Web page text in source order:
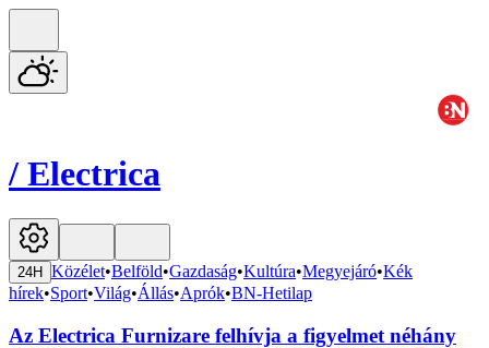
/ Electrica
24H Közélet•Belföld•Gazdaság•Kultúra•Megyejáró•Kék
hírek•Sport•Világ•Állás•Aprók•BN-Hetilap
Az Electrica Furnizare felhívja a figyelmet néhány